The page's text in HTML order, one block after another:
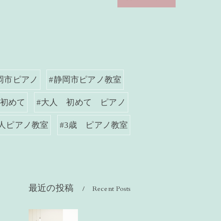
市ピアノ #静岡市ピアノ教室
めて #大人 初めて ピアノ
ピアノ教室 #3歳 ピアノ教室
最近の投稿 Recent Posts